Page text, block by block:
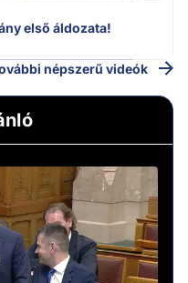
első áldozata!
népszerű videók